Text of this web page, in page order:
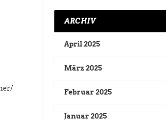
ARCHIV
April 2025
März 2025
Februar 2025
Januar 2025